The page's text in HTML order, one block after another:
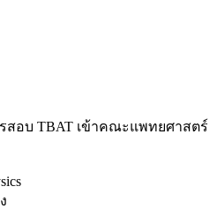
สอบ TBAT เข้าคณะแพทยศาสตร์